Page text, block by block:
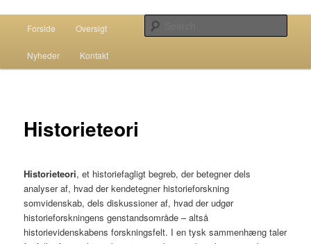
Bernards website
Skip to primary content
Skip to secondary content
Forside Oversigt
Nyheder Kontakt
Historieteori
Historieteori, et historiefagligt begreb, der betegner dels
analyser af, hvad der kendetegner historieforskning
somvidenskab, dels diskussioner af, hvad der udgør
historieforskningens genstandsområde – altså
historievidenskabens forskningsfelt. I en tysk sammenhæng taler